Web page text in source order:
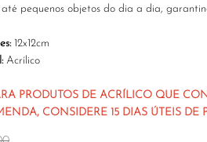
até pequenos objetos do dia a dia,
12x12cm
Acrílico
PRODUTOS DE ACRÍLICO QUE
CONSIDERE 15 DIAS ÚTEIS DE